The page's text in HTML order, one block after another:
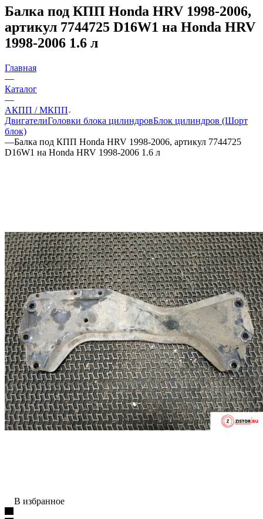
Балка под КПП Honda HRV 1998-2006,
артикул 7744725 D16W1 на Honda HRV
1998-2006 1.6 л
Главная
—
Каталог
—
АКПП / МКПП
ДвигателиГоловки блока цилиндровБлок цилиндров (Шорт
блок)
—Балка под КПП Honda HRV 1998-2006, артикул 7744725
D16W1 на Honda HRV 1998-2006 1.6 л
В избранное